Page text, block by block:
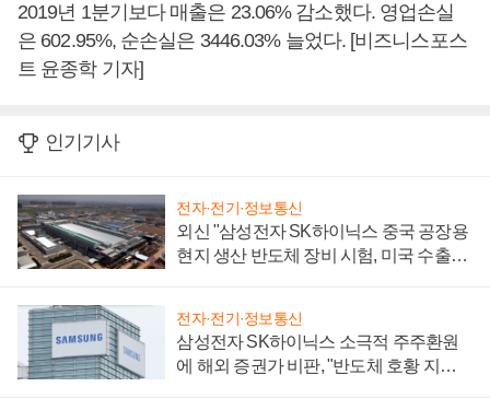
2019년 1분기보다 매출은 23.06% 감소했다. 영업손실
은 602.95%, 순손실은 3446.03% 늘었다. [비즈니스포스
트 윤종학 기자]
인기기사
전자·전기·정보통신
외신 "삼성전자 SK하이닉스 중국 공장용
현지 생산 반도체 장비 시험, 미국 수출통
전자·전기·정보통신
삼성전자 SK하이닉스 소극적 주주환원
에 해외 증권가 비판, "반도체 호황 지속